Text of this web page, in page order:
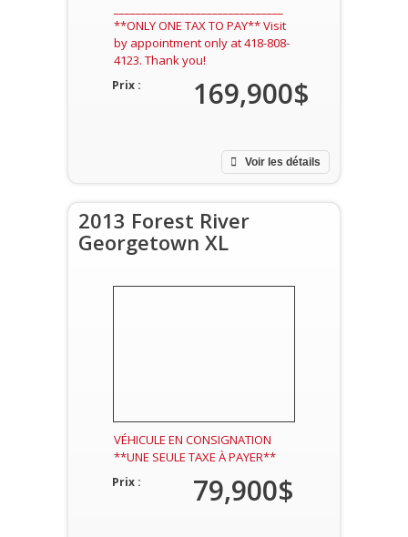
**ONLY ONE TAX TO PAY** Visit
by appointment only at 418-808-
4123. Thank you!
Voir les détails
Prix : 169,900$
2013 Forest River
Georgetown XL
VÉHICULE EN CONSIGNATION
**UNE SEULE TAXE À PAYER**
Prix : 79,900$